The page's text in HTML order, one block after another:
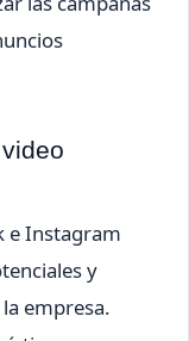
e Instagram
y
empresa.